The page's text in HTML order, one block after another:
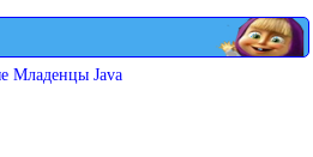
Младенцы Java